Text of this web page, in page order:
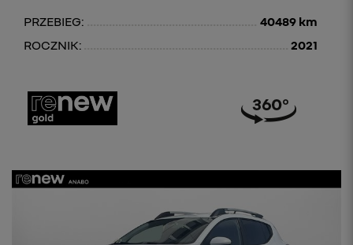
PRZEBIEG:
40489 km
ROCZNIK:
2021